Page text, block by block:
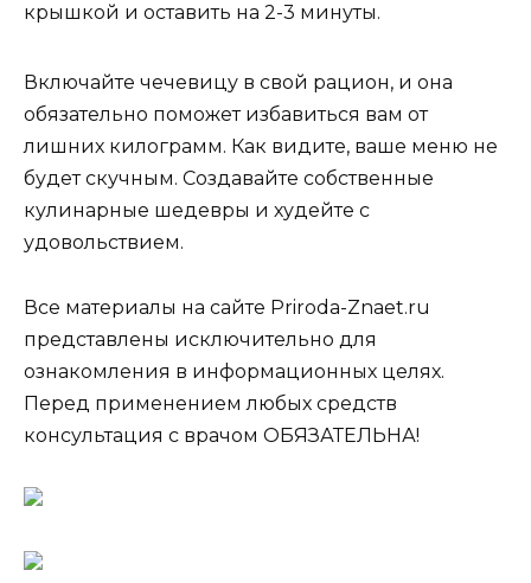
крышкой и оставить на 2-3 минуты.
Включайте чечевицу в свой рацион, и она
обязательно поможет избавиться вам от
лишних килограмм. Как видите, ваше меню не
будет скучным. Создавайте собственные
кулинарные шедевры и худейте с
удовольствием.
Все материалы на сайте Priroda-Znaet.ru
представлены исключительно для
ознакомления в информационных целях.
Перед применением любых средств
консультация с врачом ОБЯЗАТЕЛЬНА!